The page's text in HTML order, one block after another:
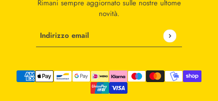
Rimani sempre aggiornato sulle nostre ultome
novità.
Indirizzo email
Questo sito è protetto da hCaptcha e applica le